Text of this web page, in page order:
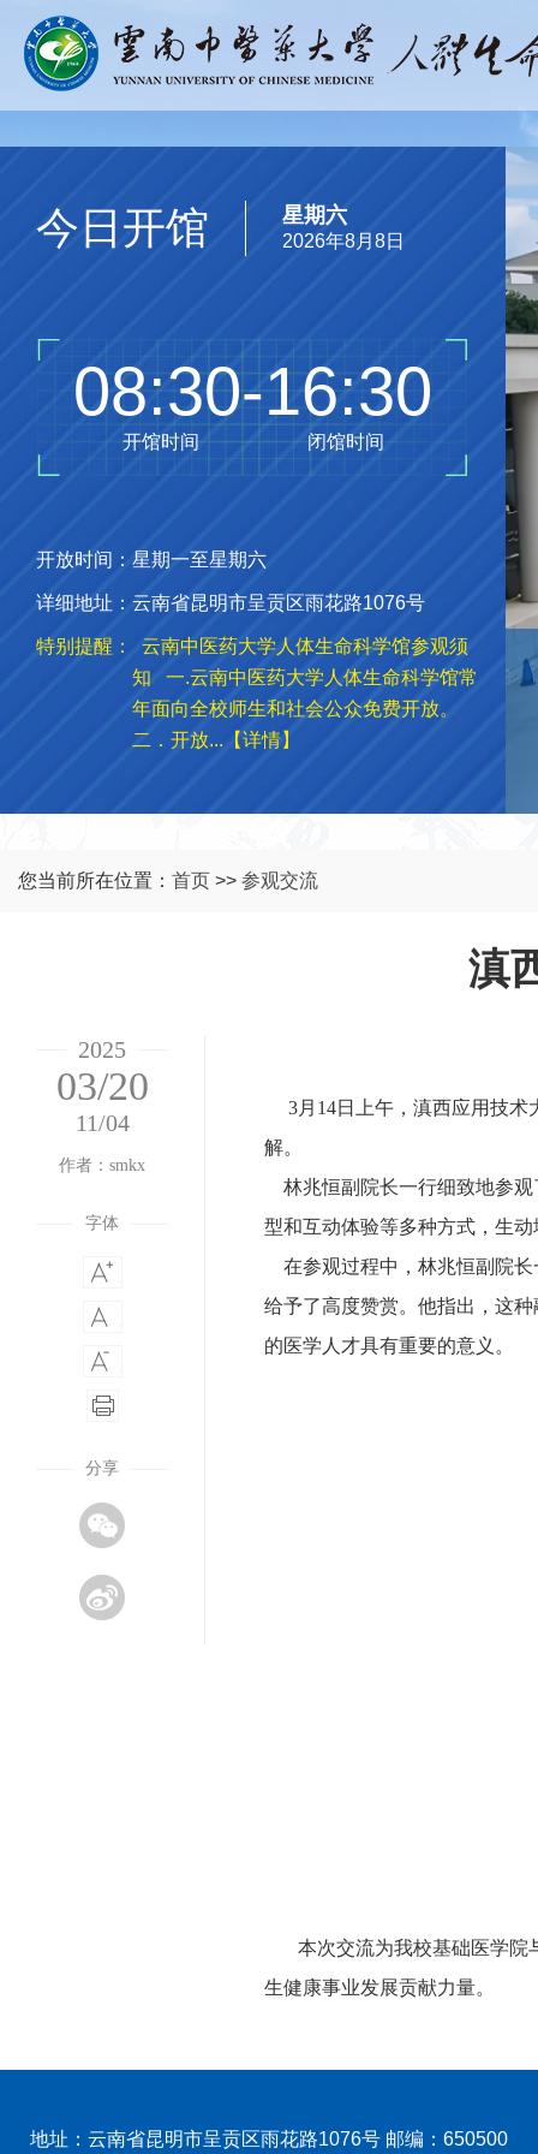
今日开馆 星期六
2026年8月8日
08:30-16:30
开馆时间 闭馆时间
开放时间： 星期一至星期六
详细地址： 云南省昆明市呈贡区雨花路1076号
特别提醒：
云南中医药大学人体生命科学馆参观须
知 一.云南中医药大学人体生命科学馆常
年面向全校师生和社会公众免费开放。
二．开放...【详情】
您当前所在位置： 首页 >> 参观交流
2025
03/20
11/04
作者：smkx
字体
分享
滇
3月14日上午， 滇西应用技术
解。
林兆恒副院长一行细致地参观
型和互动体验等多种方式，生
在参观过程中，林兆恒副院长
给予了高度赞赏。他指出，这
的医学人才具有重要的意义。
本次交流为我校基础医学院
生健康事业发展贡献力量。
地址：云南省昆明市呈贡区雨花路1076号 邮编：650500